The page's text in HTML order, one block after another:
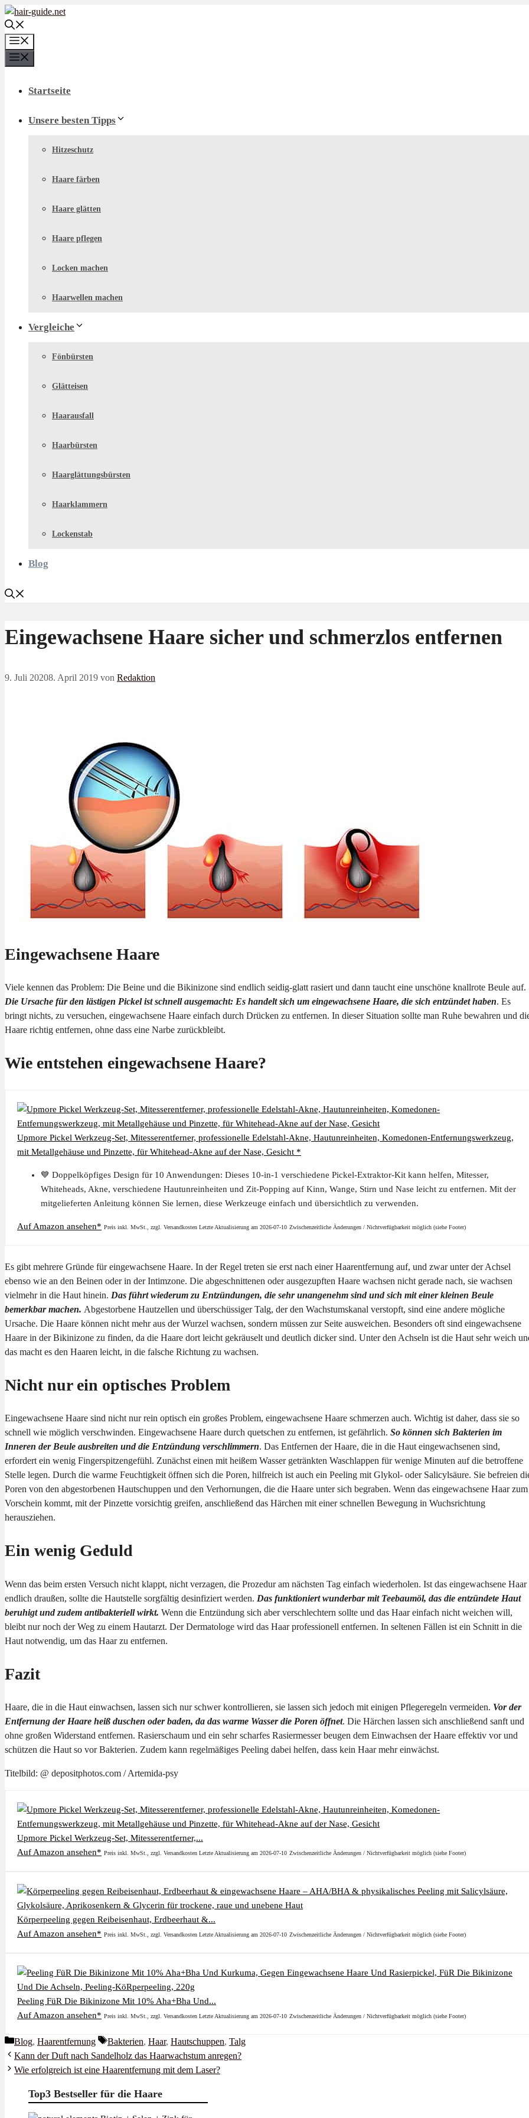
Zum
Inhalt
springen
Startseite
Unsere besten Tipps
Hitzeschutz
Haare färben
Haare glätten
Haare pflegen
Locken machen
Haarwellen machen
Vergleiche
Fönbürsten
Glätteisen
Haarausfall
Haarbürsten
Haarglättungsbürsten
Haarklammern
Lockenstab
Blog
Eingewachsene Haare sicher und schmerzlos entfernen
9. Juli 20208. April 2019 von Redaktion
Eingewachsene Haare
Viele kennen das Problem: Die Beine und die Bikinizone sind endlich seidig-glatt rasiert und dann taucht eine unschöne knallrote Beule auf.
Die Ursache für den lästigen Pickel ist schnell ausgemacht: Es handelt sich um eingewachsene Haare, die sich entzündet haben. Es
bringt nichts, zu versuchen, eingewachsene Haare einfach durch Drücken zu entfernen. In dieser Situation sollte man Ruhe bewahren und
Haare richtig entfernen, ohne dass eine Narbe zurückbleibt.
Wie entstehen eingewachsene Haare?
Upmore Pickel Werkzeug-Set, Mitesserentferner, professionelle Edelstahl-Akne, Hautunreinheiten, Komedonen-Entfernungswerkzeug,
mit Metallgehäuse und Pinzette, für Whitehead-Akne auf der Nase, Gesicht *
💙 Doppelköpfiges Design für 10 Anwendungen: Dieses 10-in-1 verschiedene Pickel-Extraktor-Kit kann helfen, Mitesser,
Whiteheads, Akne, verschiedene Hautunreinheiten und Zit-Popping auf Kinn, Wange, Stirn und Nase leicht zu entfernen. Mit der
mitgelieferten Anleitung können Sie lernen, diese Werkzeuge einfach und übersichtlich zu verwenden.
Auf Amazon ansehen* Preis inkl. MwSt., zzgl. Versandkosten Letzte Aktualisierung am 2026-07-10 Zwischenzeitliche Änderungen / Nichtverfügbarkeit möglich (siehe Footer)
Es gibt mehrere Gründe für eingewachsene Haare. In der Regel treten sie erst nach einer Haarentfernung auf, und zwar unter der Achsel
ebenso wie an den Beinen oder in der Intimzone. Die abgeschnittenen oder ausgezupften Haare wachsen nicht gerade nach, sie wachsen
vielmehr in die Haut hinein. Das führt wiederum zu Entzündungen, die sehr unangenehm sind und sich mit einer kleinen Beule
bemerkbar machen. Abgestorbene Hautzellen und überschüssiger Talg, der den Wachstumskanal verstopft, sind eine andere mögliche
Ursache. Die Haare können nicht mehr aus der Wurzel wachsen, sondern müssen zur Seite ausweichen. Besonders oft sind eingewachsene
Haare in der Bikinizone zu finden, da die Haare dort leicht gekräuselt und deutlich dicker sind. Unter den Achseln ist die Haut sehr weich
das macht es den Haaren leicht, in die falsche Richtung zu wachsen.
Nicht nur ein optisches Problem
Eingewachsene Haare sind nicht nur rein optisch ein großes Problem, eingewachsene Haare schmerzen auch. Wichtig ist daher, dass sie so
schnell wie möglich verschwinden. Eingewachsene Haare durch quetschen zu entfernen, ist gefährlich. So können sich Bakterien im
Inneren der Beule ausbreiten und die Entzündung verschlimmern. Das Entfernen der Haare, die in die Haut eingewachsenen sind,
erfordert ein wenig Fingerspitzengefühl. Zunächst einen mit heißem Wasser getränkten Waschlappen für wenige Minuten auf die betroffene
Stelle legen. Durch die warme Feuchtigkeit öffnen sich die Poren, hilfreich ist auch ein Peeling mit Glykol- oder Salicylsäure. Sie befreien
Poren von den abgestorbenen Hautschuppen und den Verhornungen, die die Haare unter sich begraben. Wenn das eingewachsene Haar zum
Vorschein kommt, mit der Pinzette vorsichtig greifen, anschließend das Härchen mit einer schnellen Bewegung in Wuchsrichtung
herausziehen.
Ein wenig Geduld
Wenn das beim ersten Versuch nicht klappt, nicht verzagen, die Prozedur am nächsten Tag einfach wiederholen. Ist das eingewachsene Haar
endlich draußen, sollte die Hautstelle sorgfältig desinfiziert werden. Das funktioniert wunderbar mit Teebaumöl, das die entzündete Haut
beruhigt und zudem antibakteriell wirkt. Wenn die Entzündung sich aber verschlechtern sollte und das Haar einfach nicht weichen will,
bleibt nur noch der Weg zu einem Hautarzt. Der Dermatologe wird das Haar professionell entfernen. In seltenen Fällen ist ein Schnitt in die
Haut notwendig, um das Haar zu entfernen.
Fazit
Haare, die in die Haut einwachsen, lassen sich nur schwer kontrollieren, sie lassen sich jedoch mit einigen Pflegeregeln vermeiden. Vor der
Entfernung der Haare heiß duschen oder baden, da das warme Wasser die Poren öffnet. Die Härchen lassen sich anschließend sanft und
ohne großen Widerstand entfernen. Rasierschaum und ein sehr scharfes Rasiermesser beugen dem Einwachsen der Haare effektiv vor und
schützen die Haut so vor Bakterien. Zudem kann regelmäßiges Peeling dabei helfen, dass kein Haar mehr einwächst.
Titelbild: @ depositphotos.com / Artemida-psy
Upmore Pickel Werkzeug-Set, Mitesserentferner,...
Auf Amazon ansehen* Preis inkl. MwSt., zzgl. Versandkosten Letzte Aktualisierung am 2026-07-10 Zwischenzeitliche Änderungen / Nichtverfügbarkeit möglich (siehe Footer)
Körperpeeling gegen Reibeisenhaut, Erdbeerhaut &...
Auf Amazon ansehen* Preis inkl. MwSt., zzgl. Versandkosten Letzte Aktualisierung am 2026-07-10 Zwischenzeitliche Änderungen / Nichtverfügbarkeit möglich (siehe Footer)
Peeling FüR Die Bikinizone Mit 10% Aha+Bha Und...
Auf Amazon ansehen* Preis inkl. MwSt., zzgl. Versandkosten Letzte Aktualisierung am 2026-07-10 Zwischenzeitliche Änderungen / Nichtverfügbarkeit möglich (siehe Footer)
Kategorien
Blog, Haarentfernung Schlagwörter
Bakterien, Haar, Hautschuppen, Talg
Kann der Duft nach Sandelholz das Haarwachstum anregen?
Wie erfolgreich ist eine Haarentfernung mit dem Laser?
Top3 Bestseller für die Haare